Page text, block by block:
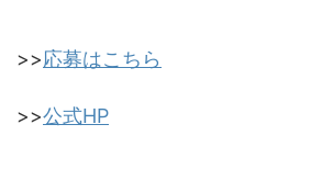
>>応募はこちら
>>公式HP